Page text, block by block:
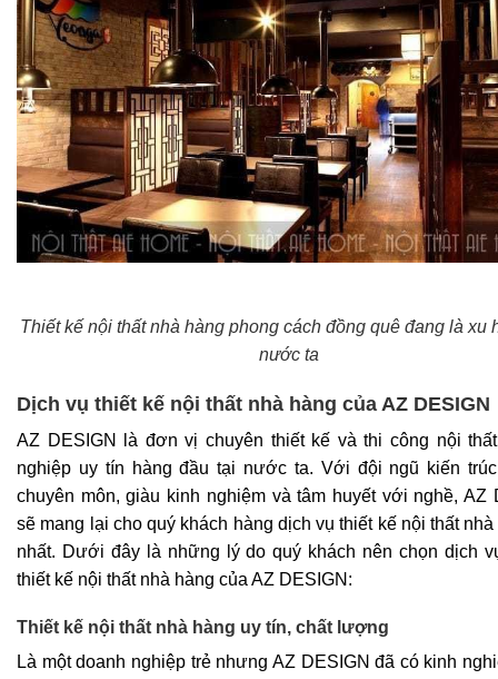
Thiết kế nội thất nhà hàng phong cách đồng quê đang là xu
nước ta
Dịch vụ thiết kế nội thất nhà hàng của AZ DESIGN
AZ DESIGN là đơn vị chuyên thiết kế và thi công nội
nghiệp uy tín hàng đầu tại nước ta. Với đội ngũ kiến
chuyên môn, giàu kinh nghiệm và tâm huyết với nghề, AZ
sẽ mang lại cho quý khách hàng dịch vụ thiết kế nội thất nhà
nhất. Dưới đây là những lý do quý khách nên chọn dịch
thiết kế nội thất nhà hàng của AZ DESIGN:
Thiết kế nội thất nhà hàng uy tín, chất lượng
Là một doanh nghiệp trẻ nhưng AZ DESIGN đã có kinh